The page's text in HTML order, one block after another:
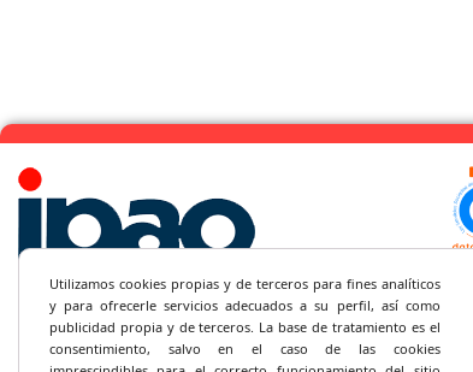
Utilizamos cookies propias y de terceros para fines analíticos
y para ofrecerle servicios adecuados a su perfil, así como
publicidad propia y de terceros. La base de tratamiento es el
consentimiento, salvo en el caso de las cookies